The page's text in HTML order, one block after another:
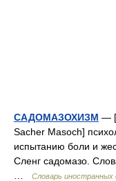
САДОМАЗОХИЗМ —
Sacher Masoch]
испытанию боли и
Сленг садомазо.
Словарь иностранных